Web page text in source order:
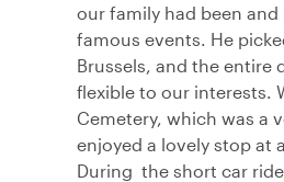
our family had been
famous events. He
Brussels, and the entire
flexible to our interests.
Cemetery, which was a
enjoyed a lovely stop at
During the short car